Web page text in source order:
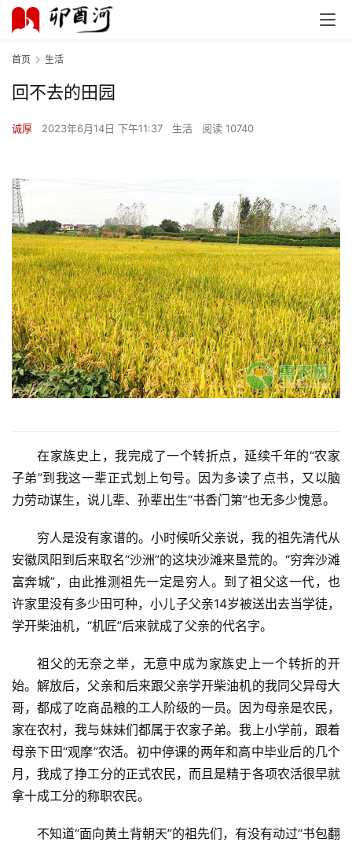
首页 生活
回不去的田园
诚厚 2023年6月14日 下午11:37 生活 阅读 10740
在家族史上，我完成了一个转折点，延续千年的“农家
子弟”到我这一辈正式划上句号。因为多读了点书，又以脑
力劳动谋生，说儿辈、孙辈出生“书香门第”也无多少愧意。
穷人是没有家谱的。小时候听父亲说，我的祖先清代从
安徽凤阳到后来取名“沙洲”的这块沙滩来垦荒的。“穷奔沙滩
富奔城”，由此推测祖先一定是穷人。到了祖父这一代，也
许家里没有多少田可种，小儿子父亲14岁被送出去当学徒，
学开柴油机，“机匠”后来就成了父亲的代名字。
祖父的无奈之举，无意中成为家族史上一个转折的开
始。解放后，父亲和后来跟父亲学开柴油机的我同父异母大
哥，都成了吃商品粮的工人阶级的一员。因为母亲是农民，
家在农村，我与妹妹们都属于农家子弟。我上小学前，跟着
母亲下田“观摩”农活。初中停课的两年和高中毕业后的几个
月，我成了挣工分的正式农民，而且是精于各项农活很早就
拿十成工分的称职农民。
不知道“面向黄土背朝天”的祖先们，有没有动过“书包翻